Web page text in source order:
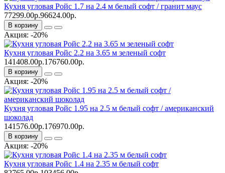
Кухня угловая Ройс 1.7 на 2.4 м белый софт / гранит маус
77299.00р.96624.00р.
В корзину
Акция: -20%
Кухня угловая Ройс 2.2 на 3.65 м зеленый софт
141408.00р.176760.00р.
В корзину
Акция: -20%
Кухня угловая Ройс 1.95 на 2.5 м белый софт / американский
шоколад
141576.00р.176970.00р.
В корзину
Акция: -20%
Кухня угловая Ройс 1.4 на 2.35 м белый софт